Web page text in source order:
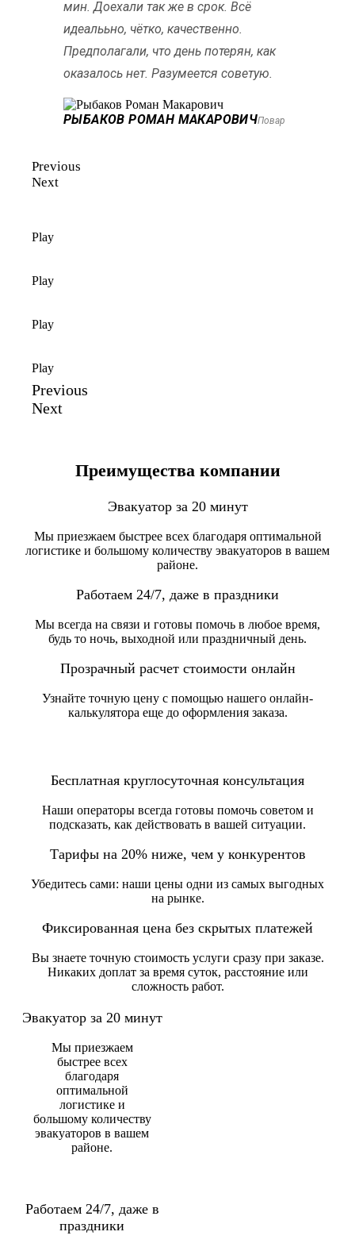
мин. Доехали так же в срок. Всё
идеалььно, чётко, качественно.
Предполагали, что день потерян, как
оказалось нет. Разумеется советую.
РЫБАКОВ РОМАН МАКАРОВИЧПовар
Previous
Next
Play
Play
Play
Play
Previous
Next
Преимущества компании
Эвакуатор за 20 минут
Мы приезжаем быстрее всех благодаря оптимальной
логистике и большому количеству эвакуаторов в вашем
районе.
Работаем 24/7, даже в праздники
Мы всегда на связи и готовы помочь в любое время,
будь то ночь, выходной или праздничный день.
Прозрачный расчет стоимости онлайн
Узнайте точную цену с помощью нашего онлайн-
калькулятора еще до оформления заказа.
Бесплатная круглосуточная консультация
Наши операторы всегда готовы помочь советом и
подсказать, как действовать в вашей ситуации.
Тарифы на 20% ниже, чем у конкурентов
Убедитесь сами: наши цены одни из самых выгодных
на рынке.
Фиксированная цена без скрытых платежей
Вы знаете точную стоимость услуги сразу при заказе.
Никаких доплат за время суток, расстояние или
сложность работ.
Эвакуатор за 20 минут
Мы приезжаем
быстрее всех
благодаря
оптимальной
логистике и
большому количеству
эвакуаторов в вашем
районе.
Работаем 24/7, даже в
праздники